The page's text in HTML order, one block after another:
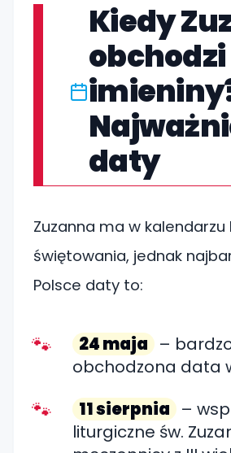
Kiedy
obchodzi
daty
Zuzanna ma w kalendarzu
świętowania, jednak
Polsce daty to:
24 maja –
obchodzona data
11 sierpnia –
liturgiczne św.